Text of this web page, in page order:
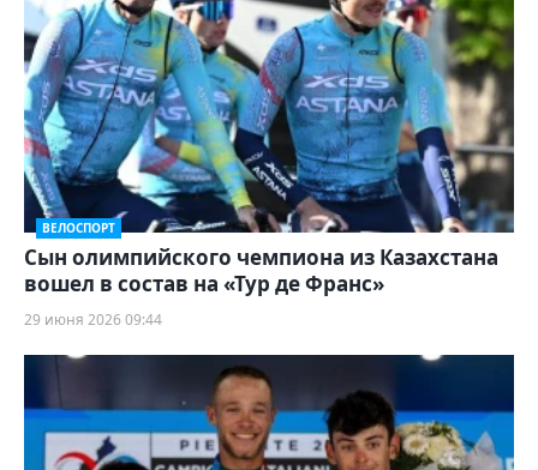
ВЕЛОСПОРТ
Сын олимпийского чемпиона из Казахстана
вошел в состав на «Тур де Франс»
29 июня 2026 09:44